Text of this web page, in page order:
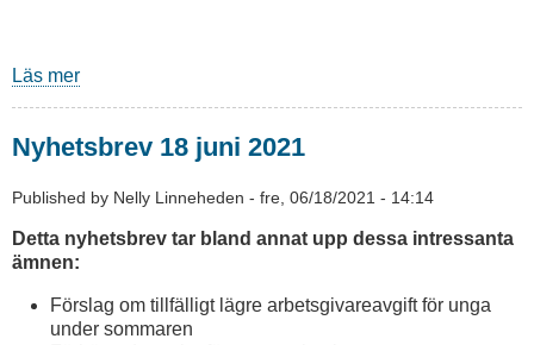
Läs mer
2021
Nyhetsbrev 18 juni 2021
Published by Nelly Linneheden - fre, 06/18/2021 - 14:14
Detta nyhetsbrev tar bland annat upp dessa intressanta
ämnen:
Förslag om tillfälligt lägre arbetsgivareavgift för unga
under sommaren